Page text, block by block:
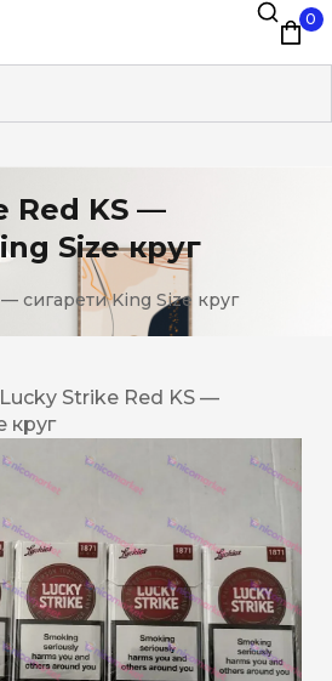
0
Red KS —
Size круг
сигарети King Size круг
Lucky Strike Red KS —
круг